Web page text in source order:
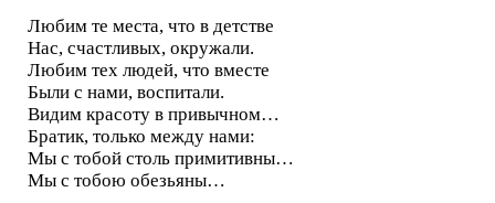
Любим те места, что в детстве
Нас, счастливых, окружали.
Любим тех людей, что вместе
Были с нами, воспитали.
Видим красоту в привычном…
Братик, только между нами:
Мы с тобой столь примитивны…
Мы с тобою обезьяны…